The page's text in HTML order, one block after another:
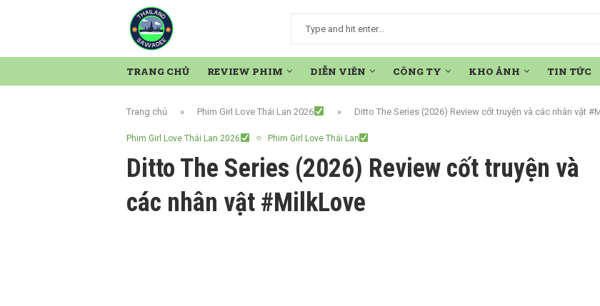
TRANG CHỦ REVIEW PHIM DIỄN VIÊN CÔNG TY KHO ẢNH TIN TỨC
Trang chủ » Phim Girl Love Thái Lan 2026 » Ditto The Series (2026) Review cốt truyện và các nhân vật
Phim Girl Love Thái Lan 2026 Phim Girl Love Thái Lan
Ditto The Series (2026) Review cốt truyện và
các nhân vật #MilkLove